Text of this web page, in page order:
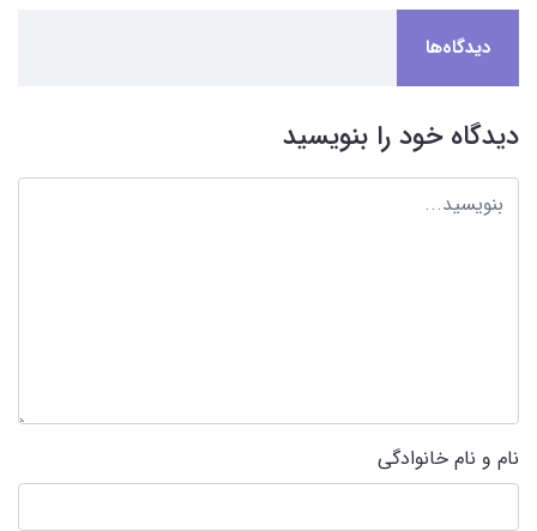
دیدگاه‌ها
دیدگاه خود را بنویسید
نام و نام خانوادگی